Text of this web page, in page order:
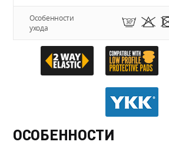
Особенности
ухода
ОСОБЕННОСТИ